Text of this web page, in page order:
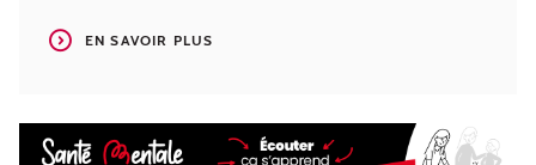
EN SAVOIR PLUS